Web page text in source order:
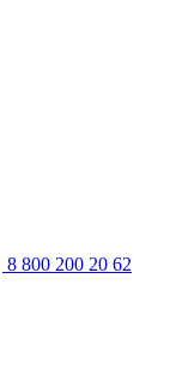
8 800 200 20 62